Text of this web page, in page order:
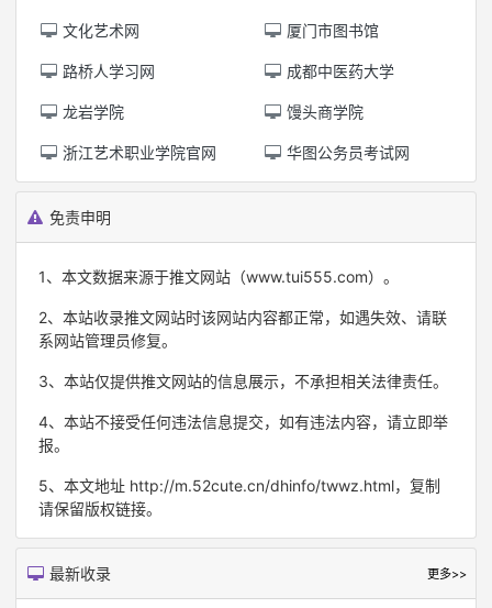
最新收录 更多>>
文化艺术网 厦门市图书馆
路桥人学习网 成都中医药大学
龙岩学院 馒头商学院
浙江艺术职业学院官网 华图公务员考试网
免责申明
1、本文数据来源于推文网站（www.tui555.com）。
2、本站收录推文网站时该网站内容都正常，如遇失效、请联
系网站管理员修复。
3、本站仅提供推文网站的信息展示，不承担相关法律责任。
4、本站不接受任何违法信息提交，如有违法内容，请立即举
报。
5、本文地址 http://m.52cute.cn/dhinfo/twwz.html，复制
请保留版权链接。